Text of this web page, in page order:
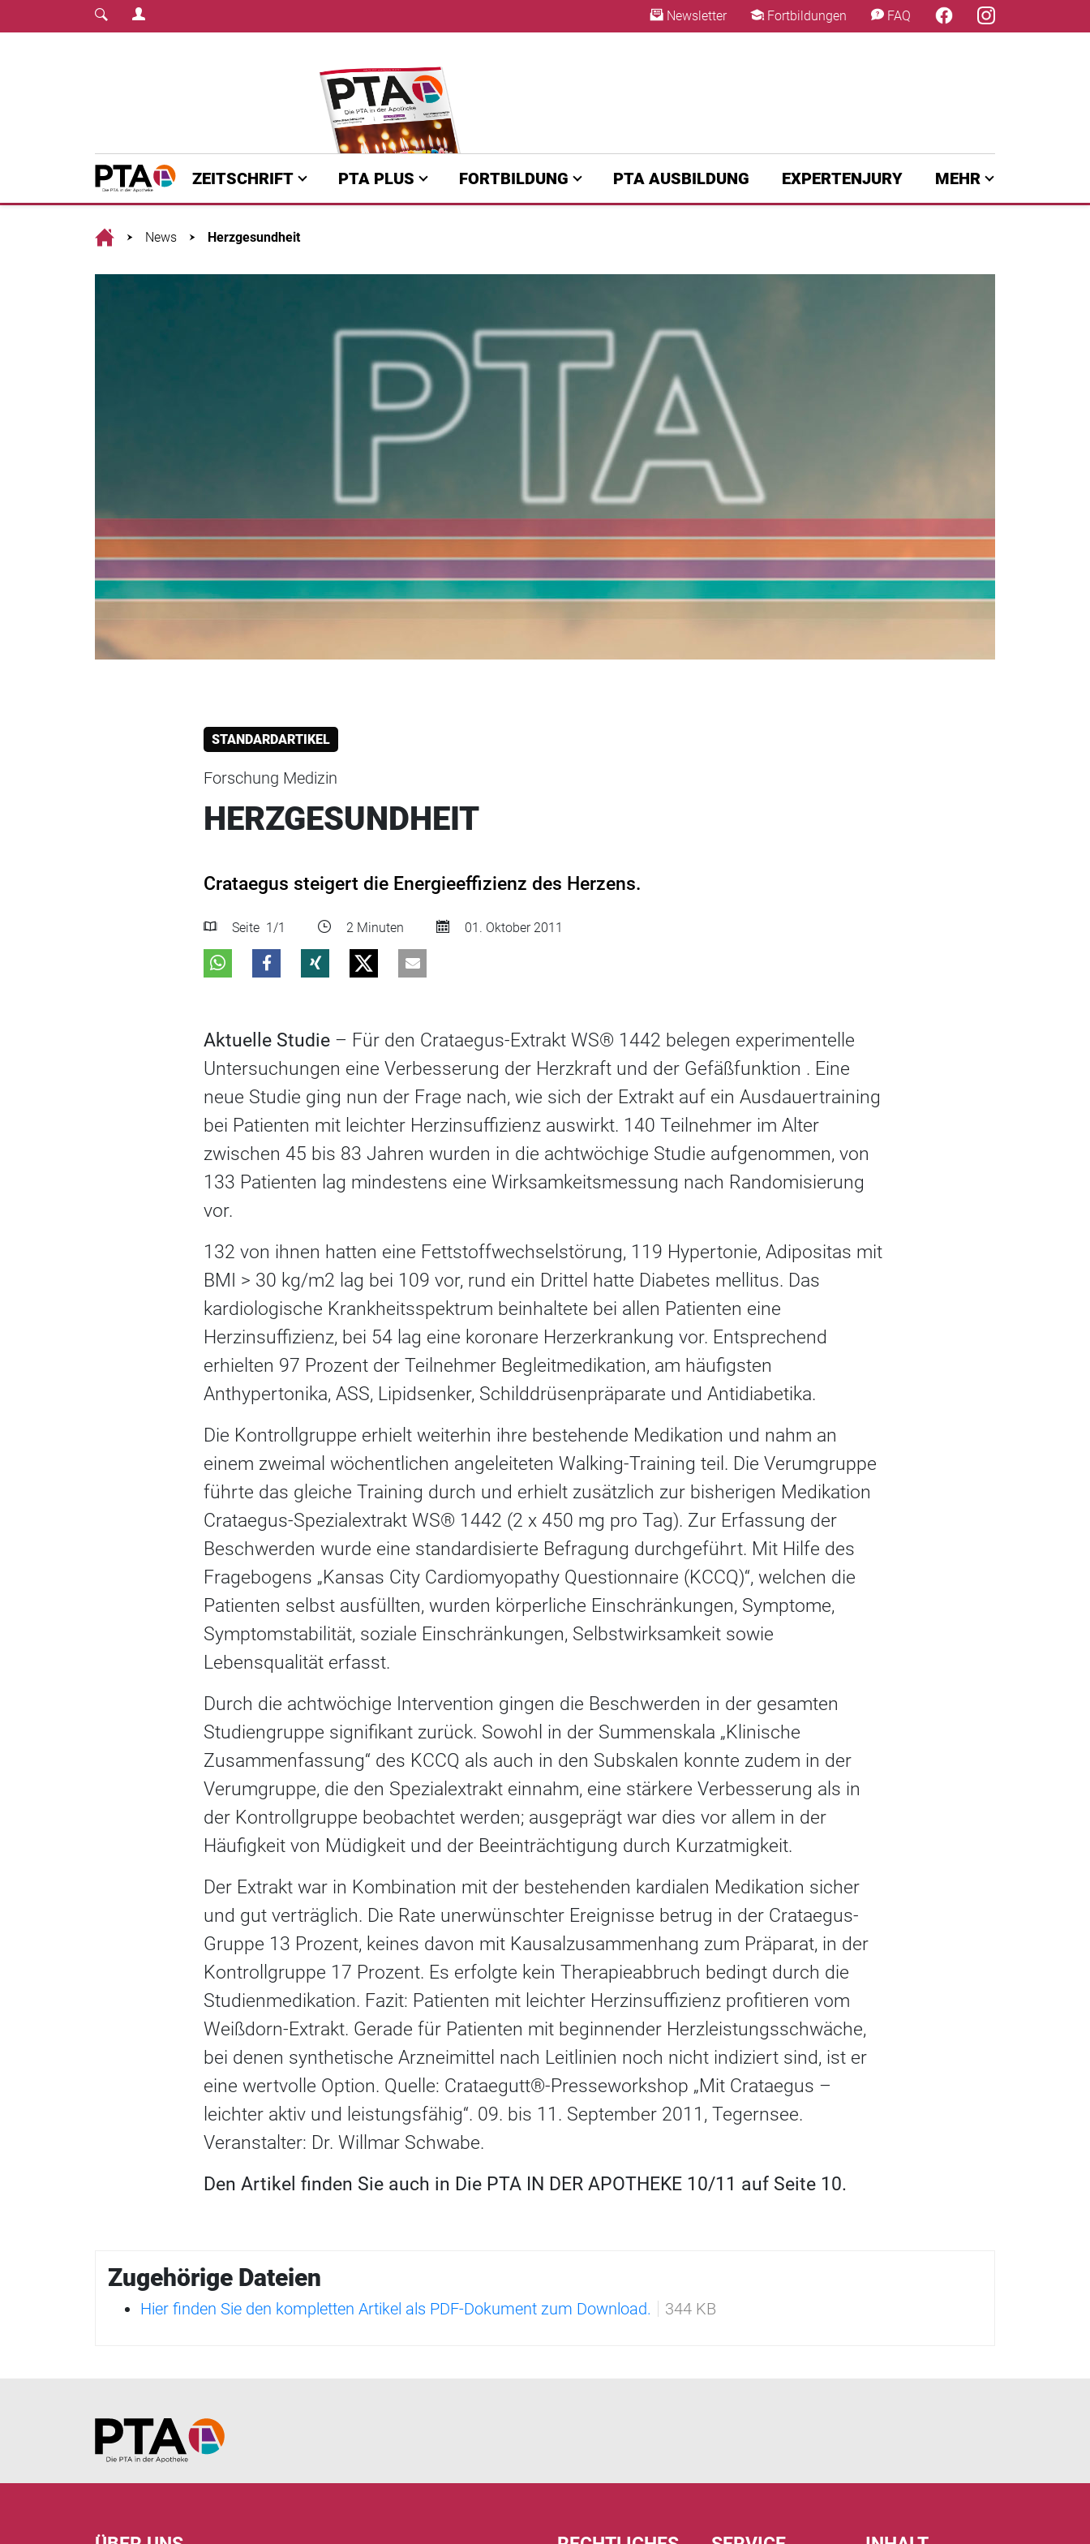
Login Menu Newsletter Fortbildungen FAQ
Home
ZEITSCHRIFT PTA PLUS FORTBILDUNG PTA AUSBILDUNG EXPERTENJURY MEHR
HomeNews Herzgesundheit
STANDARDARTIKEL
Forschung Medizin
HERZGESUNDHEIT
Crataegus steigert die Energieeffizienz des Herzens.
Seite 1 /1 2 Minuten 01. Oktober 2011
Aktuelle Studie – Für den Crataegus-Extrakt WS® 1442 belegen experimentelle
Untersuchungen eine Verbesserung der Herzkraft und der Gefäßfunktion . Eine
neue Studie ging nun der Frage nach, wie sich der Extrakt auf ein Ausdauertraining
bei Patienten mit leichter Herzinsuffizienz auswirkt. 140 Teilnehmer im Alter
zwischen 45 bis 83 Jahren wurden in die achtwöchige Studie aufgenommen, von
133 Patienten lag mindestens eine Wirksamkeitsmessung nach Randomisierung
vor.
132 von ihnen hatten eine Fettstoffwechselstörung, 119 Hypertonie, Adipositas mit
BMI > 30 kg/m2 lag bei 109 vor, rund ein Drittel hatte Diabetes mellitus. Das
kardiologische Krankheitsspektrum beinhaltete bei allen Patienten eine
Herzinsuffizienz, bei 54 lag eine koronare Herzerkrankung vor. Entsprechend
erhielten 97 Prozent der Teilnehmer Begleitmedikation, am häufigsten
Anthypertonika, ASS, Lipidsenker, Schilddrüsenpräparate und Antidiabetika.
Die Kontrollgruppe erhielt weiterhin ihre bestehende Medikation und nahm an
einem zweimal wöchentlichen angeleiteten Walking-Training teil. Die Verumgruppe
führte das gleiche Training durch und erhielt zusätzlich zur bisherigen Medikation
Crataegus-Spezialextrakt WS® 1442 (2 x 450 mg pro Tag). Zur Erfassung der
Beschwerden wurde eine standardisierte Befragung durchgeführt. Mit Hilfe des
Fragebogens „Kansas City Cardiomyopathy Questionnaire (KCCQ)“, welchen die
Patienten selbst ausfüllten, wurden körperliche Einschränkungen, Symptome,
Symptomstabilität, soziale Einschränkungen, Selbstwirksamkeit sowie
Lebensqualität erfasst.
Durch die achtwöchige Intervention gingen die Beschwerden in der gesamten
Studiengruppe signifikant zurück. Sowohl in der Summenskala „Klinische
Zusammenfassung“ des KCCQ als auch in den Subskalen konnte zudem in der
Verumgruppe, die den Spezialextrakt einnahm, eine stärkere Verbesserung als in
der Kontrollgruppe beobachtet werden; ausgeprägt war dies vor allem in der
Häufigkeit von Müdigkeit und der Beeinträchtigung durch Kurzatmigkeit.
Der Extrakt war in Kombination mit der bestehenden kardialen Medikation sicher
und gut verträglich. Die Rate unerwünschter Ereignisse betrug in der Crataegus-
Gruppe 13 Prozent, keines davon mit Kausalzusammenhang zum Präparat, in der
Kontrollgruppe 17 Prozent. Es erfolgte kein Therapieabbruch bedingt durch die
Studienmedikation. Fazit: Patienten mit leichter Herzinsuffizienz profitieren vom
Weißdorn-Extrakt. Gerade für Patienten mit beginnender Herzleistungsschwäche,
bei denen synthetische Arzneimittel nach Leitlinien noch nicht indiziert sind, ist er
eine wertvolle Option. Quelle: Crataegutt®-Presseworkshop „Mit Crataegus –
leichter aktiv und leistungsfähig“. 09. bis 11. September 2011, Tegernsee.
Veranstalter: Dr. Willmar Schwabe.
Den Artikel finden Sie auch in Die PTA IN DER APOTHEKE 10/11 auf Seite 10.
Zugehörige Dateien
Hier finden Sie den kompletten Artikel als PDF-Dokument zum Download. 344 KB
Home
×